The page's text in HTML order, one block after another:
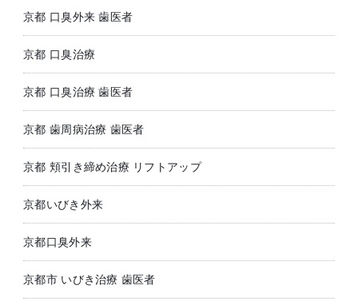
京都 口臭外来 歯医者
京都 口臭治療
京都 口臭治療 歯医者
京都 歯周病治療 歯医者
京都 頬引き締め治療 リフトアップ
京都いびき外来
京都口臭外来
京都市 いびき治療 歯医者